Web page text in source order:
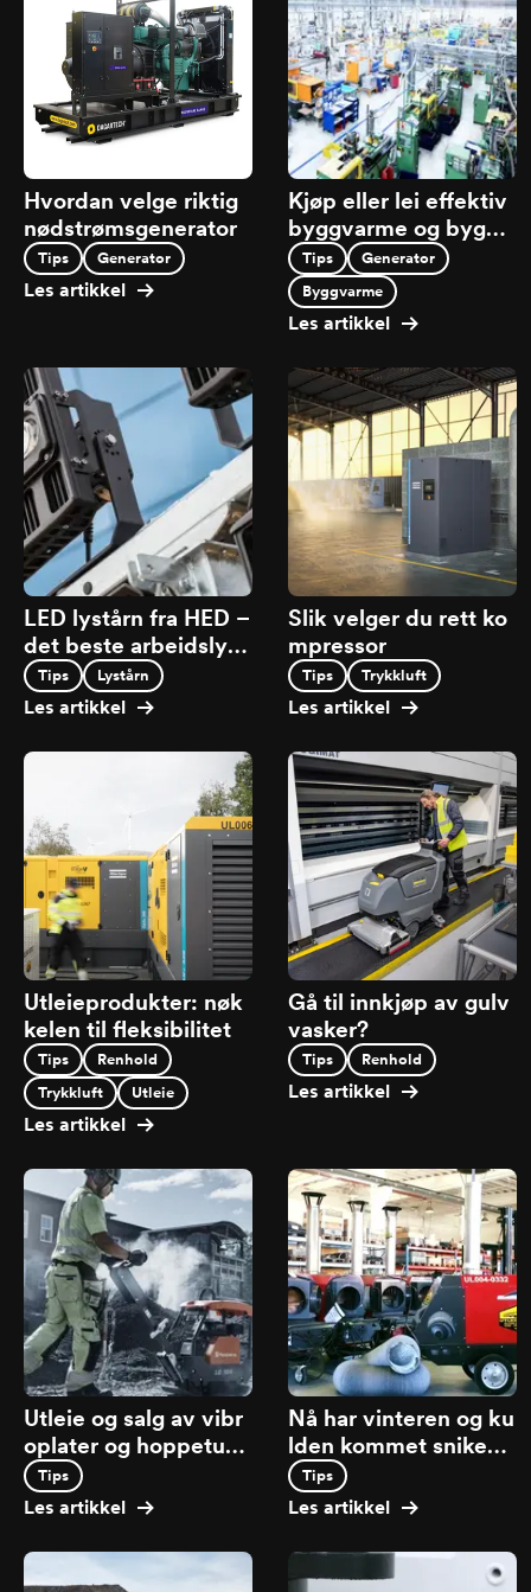
Hvordan velge riktig
nødstrømsgenerator
Tips Generator
Les artikkel
Kjøp eller lei effektiv
byggvarme og byggt
ørker hos HED.
Tips
Generator
Byggvarme
Les artikkel
LED lystårn fra HED –
det beste arbeidslys.
Kjøp eller leie
Tips Lystårn
Les artikkel
Slik velger du rett ko
mpressor
Tips Trykkluft
Les artikkel
Utleieprodukter: nøk
kelen til fleksibilitet
Tips
Renhold
Trykkluft
Utleie
Les artikkel
Gå til innkjøp av gulv
vasker?
Tips Renhold
Les artikkel
Utleie og salg av vibr
oplater og hoppetuss
erTips
Les artikkel
Nå har vinteren og ku
lden kommet snikend
e!Tips
Les artikkel